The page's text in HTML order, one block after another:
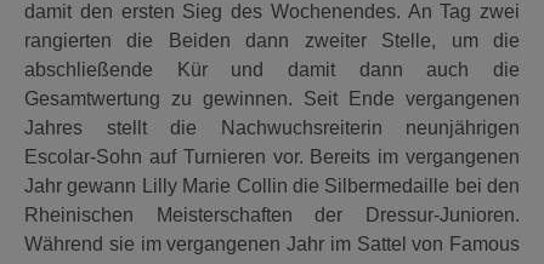
damit den ersten Sieg des Wochenendes. An Tag zwei
rangierten die Beiden dann zweiter Stelle, um die
abschließende Kür und damit dann auch die
Gesamtwertung zu gewinnen. Seit Ende vergangenen
Jahres stellt die Nachwuchsreiterin neunjährigen
Escolar-Sohn auf Turnieren vor. Bereits im vergangenen
Jahr gewann Lilly Marie Collin die Silbermedaille bei den
Rheinischen Meisterschaften der Dressur-Junioren.
Während sie im vergangenen Jahr im Sattel von Famous